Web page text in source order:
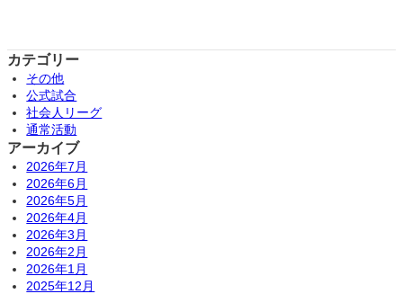
カテゴリー
その他
公式試合
社会人リーグ
通常活動
アーカイブ
2026年7月
2026年6月
2026年5月
2026年4月
2026年3月
2026年2月
2026年1月
2025年12月